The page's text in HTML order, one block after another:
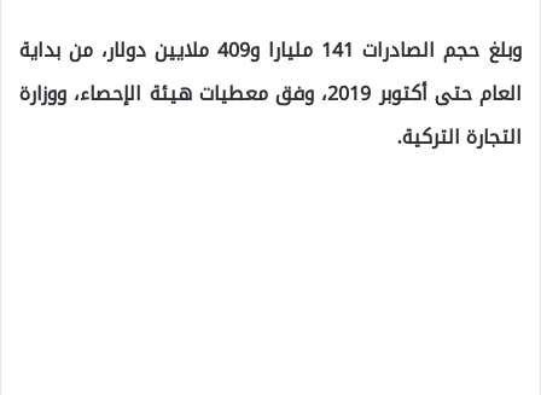
وبلغ حجم الصادرات 141 مليارا و409 ملايين دولار، من بداية
العام حتى أكتوبر 2019، وفق معطيات هيئة الإحصاء، ووزارة
التجارة التركية.